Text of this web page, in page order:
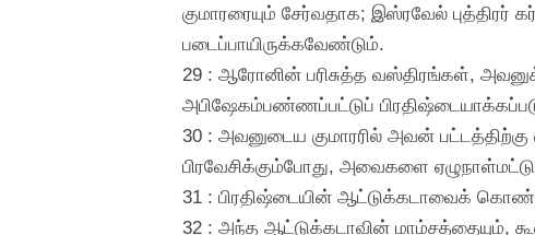
குமாரரையும் சேர்வதாக; இஸ்ரவேல்
படைப்பாயிருக்கவேண்டும்.
29 : ஆரோனின் பரிசுத்த வஸ்திரங்கள்,
அபிஷேகம்பண்ணப்பட்டுப்
30 : அவனுடைய குமாரரில் அவன்
பிரவேசிக்கும்போது, அவைகளை
31 : பிரதிஷ்டையின் ஆட்டுக்கடாவைக்
32 : அந்த ஆட்டுக்கடாவின் மாம்சத்தையும்,